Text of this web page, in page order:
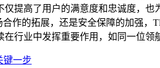
提高了用户的满意度和忠诚度，
作的拓展，还是安全保障的加强
行业中发挥重要作用，如同一位
键一步